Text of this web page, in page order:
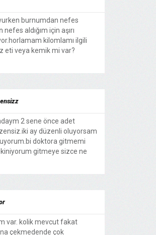
burnumdan nefes
aldığım için aşırı
kilomlamı ilgili
eti veya kemik mi var?
2 sene önce adet
ay düzenli oluyorsam
doktora gitmemi
gitmeye sizce ne
var. kolik mevcut fakat
çekmedende çok